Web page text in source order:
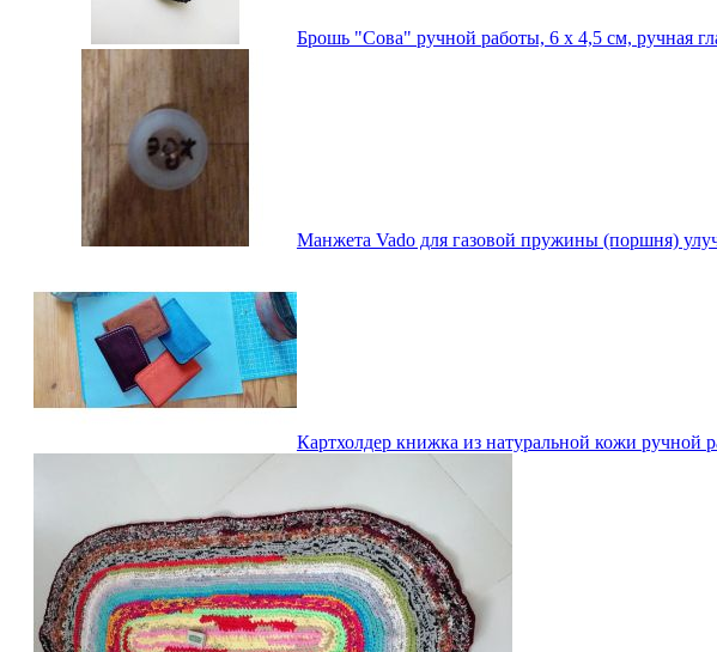
Брошь "Сова" ручной работы, 6 х 4,5 см, ручная
Манжета Vado для газовой пружины (поршня)
Картхолдер книжка из натуральной кожи ручной